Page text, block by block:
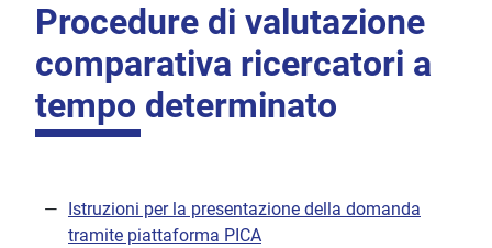
Procedure di valutazione
comparativa ricercatori a
tempo determinato
Istruzioni per la presentazione della domanda
tramite piattaforma PICA